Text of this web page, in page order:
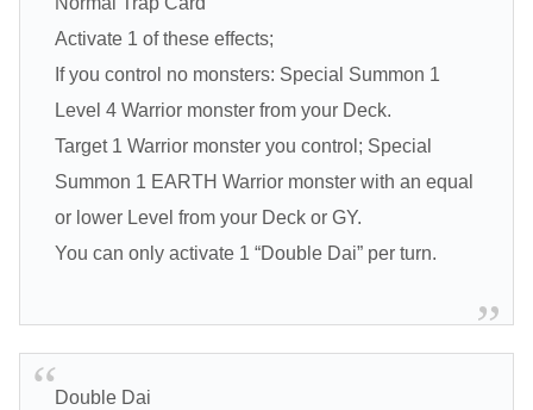
Activate 1 of these effects;
If you control no monsters: Special Summon 1
Level 4 Warrior monster from your Deck.
Target 1 Warrior monster you control; Special
Summon 1 EARTH Warrior monster with an equal
or lower Level from your Deck or GY.
You can only activate 1 “Double Dai” per turn.
Double Dai